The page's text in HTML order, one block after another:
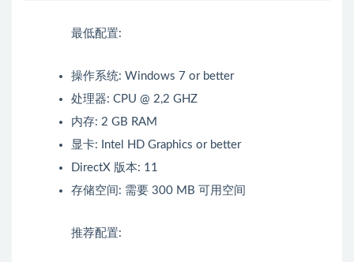
最低配置:
操作系统: Windows 7 or better
处理器: CPU @ 2,2 GHZ
内存: 2 GB RAM
显卡: Intel HD Graphics or better
DirectX 版本: 11
存储空间: 需要 300 MB 可用空间
推荐配置: